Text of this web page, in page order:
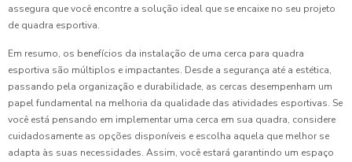
assegura que você encontre a solução ideal que se encaixe no seu projeto
de quadra esportiva.
Em resumo, os benefícios da instalação de uma cerca para quadra
esportiva são múltiplos e impactantes. Desde a segurança até a estética,
passando pela organização e durabilidade, as cercas desempenham um
papel fundamental na melhoria da qualidade das atividades esportivas. Se
você está pensando em implementar uma cerca em sua quadra, considere
cuidadosamente as opções disponíveis e escolha aquela que melhor se
adapta às suas necessidades. Assim, você estará garantindo um espaço